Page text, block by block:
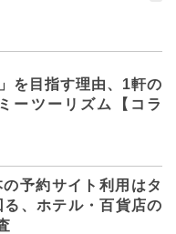
を目指す理由、1軒の
ーツーリズム【コラ
予約サイト利用はタ
、ホテル・百貨店の